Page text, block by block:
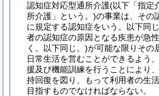
認知症対応型通所介護(以下「指定
所介護」という。)の事業は、その
に規定する認知症をいう。以下同
者の認知症の原因となる疾患が急
く。以下同じ。)が可能な限りその
日常生活を営むことができるよう
援及び機能訓練を行うことにより
持回復を図り、もって利用者の生
目指すものでなければならない。